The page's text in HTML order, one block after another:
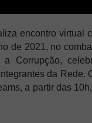
encontro virtual
de 2021, no
Corrupção,
da Rede.
a partir das